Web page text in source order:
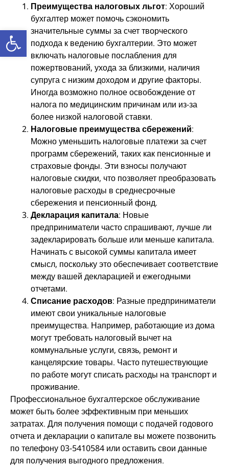
Преимущества налоговых льгот: Хороший
бухгалтер может помочь сэкономить
значительные суммы за счет творческого
подхода к ведению бухгалтерии. Это может
включать налоговые послабления для
пожертвований, ухода за близкими, наличия
супруга с низким доходом и другие факторы.
Иногда возможно полное освобождение от
налога по медицинским причинам или из-за
более низкой налоговой ставки.
Налоговые преимущества сбережений:
Можно уменьшить налоговые платежи за счет
программ сбережений, таких как пенсионные и
страховые фонды. Эти взносы получают
налоговые скидки, что позволяет преобразовать
налоговые расходы в среднесрочные
сбережения и пенсионный фонд.
Декларация капитала: Новые
предприниматели часто спрашивают, лучше ли
задекларировать больше или меньше капитала.
Начинать с высокой суммы капитала имеет
смысл, поскольку это обеспечивает соответствие
между вашей декларацией и ежегодными
отчетами.
Списание расходов: Разные предприниматели
имеют свои уникальные налоговые
преимущества. Например, работающие из дома
могут требовать налоговый вычет на
коммунальные услуги, связь, ремонт и
канцелярские товары. Часто путешествующие
по работе могут списать расходы на транспорт и
проживание.
Профессиональное бухгалтерское обслуживание
может быть более эффективным при меньших
затратах. Для получения помощи с подачей годового
отчета и декларации о капитале вы можете позвонить
по телефону 03-5410584 или оставить свои данные
для получения выгодного предложения.
Открыть панель инструментов